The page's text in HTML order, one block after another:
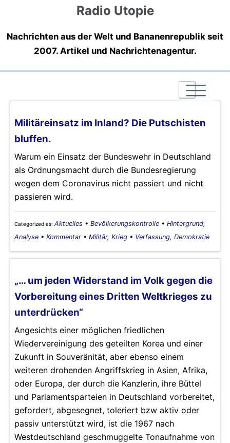
Radio Utopie
Nachrichten aus der Welt und Bananenrepublik seit
2007. Artikel und Nachrichtenagentur.
|
|
|
Militäreinsatz im Inland? Die Putschisten
bluffen.
Warum ein Einsatz der Bundeswehr in Deutschland
als Ordnungsmacht durch die Bundesregierung
wegen dem Coronavirus nicht passiert und nicht
passieren wird.
Categorized as: Aktuelles • Bevölkerungskontrolle • Hintergrund,
Analyse • Kommentar • Militär, Krieg • Verfassung, Demokratie
„… um jeden Widerstand im Volk gegen die
Vorbereitung eines Dritten Weltkrieges zu
unterdrücken“
Angesichts einer möglichen friedlichen
Wiedervereinigung des geteilten Korea und einer
Zukunft in Souveränität, aber ebenso einem
weiteren drohenden Angriffskrieg in Asien, Afrika,
oder Europa, der durch die Kanzlerin, ihre Büttel
und Parlamentsparteien in Deutschland vorbereitet,
gefordert, abgesegnet, toleriert bzw aktiv oder
passiv unterstützt wird, ist die 1967 nach
Westdeutschland geschmuggelte Tonaufnahme von